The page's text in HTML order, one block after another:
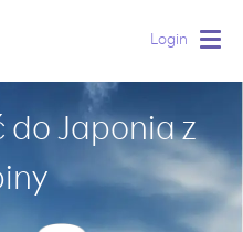
Login
do Japonia z